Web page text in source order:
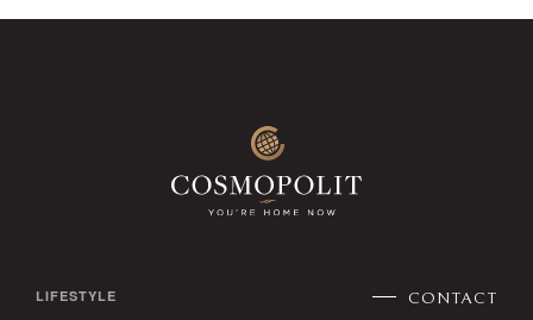
LIFESTYLE
CONTACT